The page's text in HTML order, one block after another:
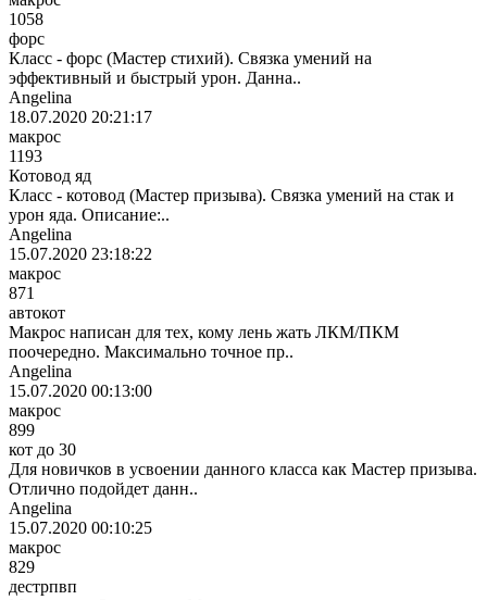
1058
форс
Класс - форс (Мастер стихий). Связка умений на
эффективный и быстрый урон. Данна..
Angelina
18.07.2020 20:21:17
макрос
1193
Котовод яд
Класс - котовод (Мастер призыва). Связка умений на стак и
урон яда. Описание:..
Angelina
15.07.2020 23:18:22
макрос
871
автокот
Макрос написан для тех, кому лень жать ЛКМ/ПКМ
поочередно. Максимально точное пр..
Angelina
15.07.2020 00:13:00
макрос
899
кот до 30
Для новичков в усвоении данного класса как Мастер призыва.
Отлично подойдет данн..
Angelina
15.07.2020 00:10:25
макрос
829
дестрпвп